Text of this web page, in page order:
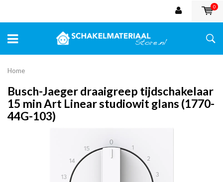
0
Home
Busch-Jaeger draaigreep tijdschakelaar
15 min Art Linear studiowit glans (1770-
44G-103)